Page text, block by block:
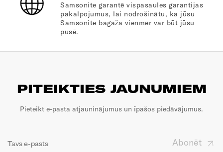
Samsonite garantē vispasaules garantijas
pakalpojumus, lai nodrošinātu, ka jūsu
Samsonite bagāža vienmēr var būt jūsu
pusē.
PITEIKTIES JAUNUMIEM
Pieteikt e-pasta atjauninājumus un īpašos piedāvājumus.
Abonēt